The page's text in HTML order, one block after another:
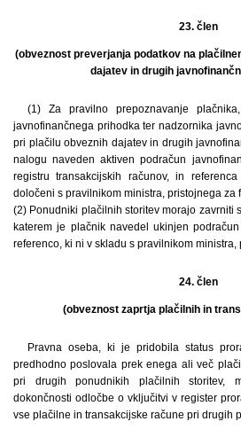
23. člen
(obveznost preverjanja podatkov na
dajatev in drugih
(1) Za pravilno prepoznavanje
javnofinančnega prihodka ter nadzornika
pri plačilu obveznih dajatev in drugih
nalogu naveden aktiven podračun
registru transakcijskih računov, in
določeni s pravilnikom ministra, pristojnega za
(2) Ponudniki plačilnih storitev morajo zavrniti
katerem je plačnik navedel ukinjen
referenco, ki ni v skladu s pravilnikom ministra,
24. člen
(obveznost zaprtja plačilnih in
Pravna oseba, ki je pridobila status
predhodno poslovala prek enega ali več
pri drugih ponudnikih plačilnih storitev,
dokončnosti odločbe o vključitvi v register
vse plačilne in transakcijske račune pri drugih